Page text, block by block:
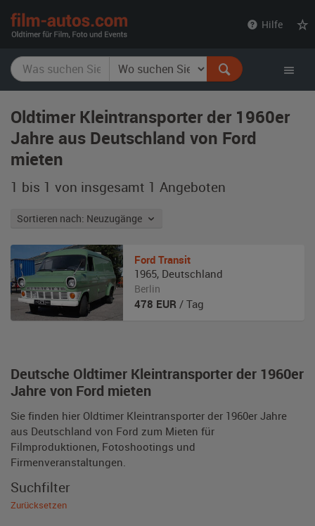
Hilfe
Oldtimer Kleintransporter der 1960er
Jahre aus Deutschland von Ford
mieten
1 bis 1 von insgesamt 1 Angeboten
Sortieren nach: Neuzugänge
Deutsche Oldtimer Kleintransporter der 1960er
Jahre von Ford mieten
Sie finden hier Oldtimer Kleintransporter der 1960er Jahre
aus Deutschland von Ford zum Mieten für
Filmproduktionen, Fotoshootings und
Firmenveranstaltungen.
Ford Transit
1965, Deutschland
Berlin
478 EUR / Tag
Suchfilter
Zurücksetzen